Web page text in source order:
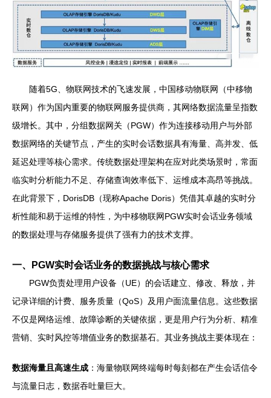
随着5G、物联网技术的飞速发展，中国移动物联网（中移物
联网）作为国内重要的物联网服务提供商，其网络数据流量呈指数
级增长。其中，分组数据网关（PGW）作为连接移动用户与外部
数据网络的关键节点，产生的实时会话数据具有海量、高并发、低
延迟处理等核心需求。传统数据处理架构在应对此类场景时，常面
临实时分析能力不足、存储查询效率低下、运维成本高昂等挑战。
在此背景下，DorisDB（现称Apache Doris）凭借其卓越的实时分
析性能和易于运维的特性，为中移物联网PGW实时会话业务领域
的数据处理与存储服务提供了强有力的技术支撑。
一、PGW实时会话业务的数据挑战与核心需求
PGW负责处理用户设备（UE）的会话建立、修改、释放，并
记录详细的计费、服务质量（QoS）及用户面流量信息。这些数据
不仅是网络运维、故障诊断的关键依据，更是用户行为分析、精准
营销、实时风控等增值业务的数据基石。其业务挑战主要体现在：
数据海量且高速生成 ：海量物联网终端每时每刻都在产生会话信令
与流量日志，数据吞吐量巨大。